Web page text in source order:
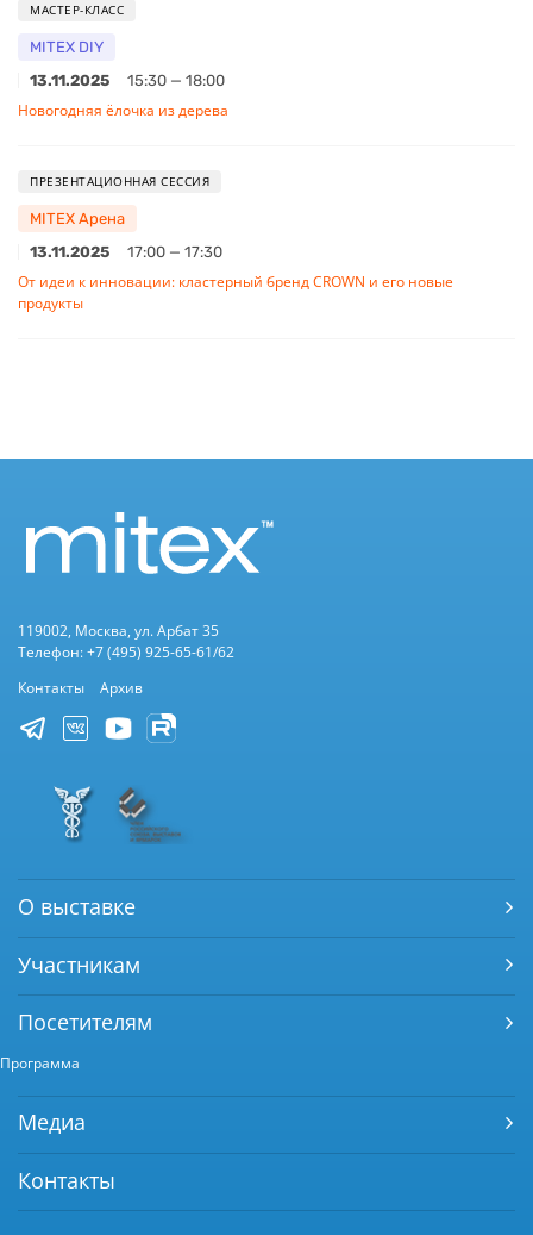
МАСТЕР-КЛАСС
MITEX DIY
13.11.2025
15:30 — 18:00
Новогодняя ёлочка из дерева
ПРЕЗЕНТАЦИОННАЯ СЕССИЯ
MITEX Арена
13.11.2025
17:00 — 17:30
От идеи к инновации: кластерный бренд CROWN и его новые
продукты
119002, Москва, ул. Арбат 35
Телефон: +7 (495) 925-65-61/62
Контакты
Архив
О выставке
Участникам
Посетителям
Программа
Медиа
Контакты